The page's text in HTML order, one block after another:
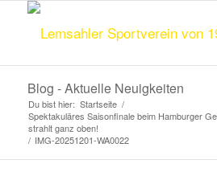
Blog - Aktuelle Neuigkeiten
Du bist hier: Startseite /
Spektakuläres Saisonfinale beim Hamburger
strahlt ganz oben!
/ IMG-20251201-WA0022